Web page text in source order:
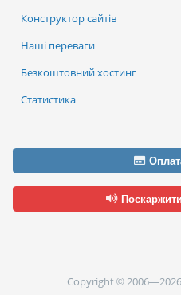
Конструктор сайтів
Наші переваги
Безкоштовний хостинг
Статистика
Copyright © 2006—2026